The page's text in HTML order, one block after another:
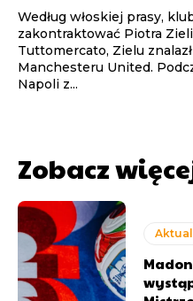
Według włoskiej prasy,
zakontraktować Piotra
Tuttomercato, Zielu
Manchesteru United.
Napoli z...
Zobacz